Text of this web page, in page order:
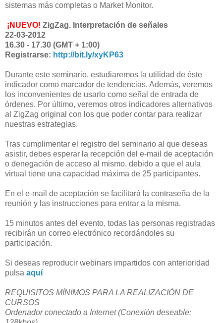
sistemas más completas o Market Monitor.
¡NUEVO! ZigZag. Interpretación de señales
22-03-2012
16.30 - 17.30 (GMT + 1:00)
Registrarse: http://bit.ly/xyKP63
Durante este seminario, estudiaremos la utilidad de éste
indicador como marcador de tendencias. Además, veremos
los inconvenientes de usarlo como señal de entrada de
órdenes. Por último, veremos otros indicadores alternativos
al ZigZag original con los que poder contar para realizar
nuestras estrategias.
Tras cumplimentar el registro del seminario al que deseas
asistir, debes esperar la recepción del e-mail de aceptación
o denegación de acceso al mismo, debido a que el aula
virtual tiene una capacidad máxima de 25 participantes.
En el e-mail de aceptación se facilitará la contraseña de la
reunión y las instrucciones para entrar a la misma.
15 minutos antes del evento, todas las personas registradas
recibirán un correo electrónico recordándoles su
participación.
Si deseas reproducir webinars impartidos con anterioridad
pulsa aquí
REQUISITOS MÍNIMOS PARA LA REALIZACIÓN DE
CURSOS
Ordenador conectado a Internet (Conexión deseable: